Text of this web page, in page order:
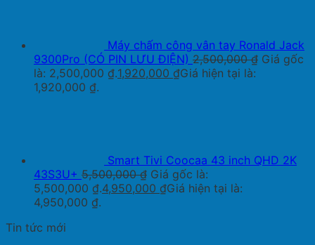
Máy chấm công vân tay Ronald Jack
9300Pro (CÓ PIN LƯU ĐIỆN) 2,500,000₫ Giá gốc
là: 2,500,000 ₫.1,920,000 ₫Giá hiện tại là:
1,920,000 ₫.
Smart Tivi Coocaa 43 inch QHD 2K
43S3U+ 5,500,000₫ Giá gốc là:
5,500,000 ₫.4,950,000 ₫Giá hiện tại là:
4,950,000 ₫.
Tin tức mới